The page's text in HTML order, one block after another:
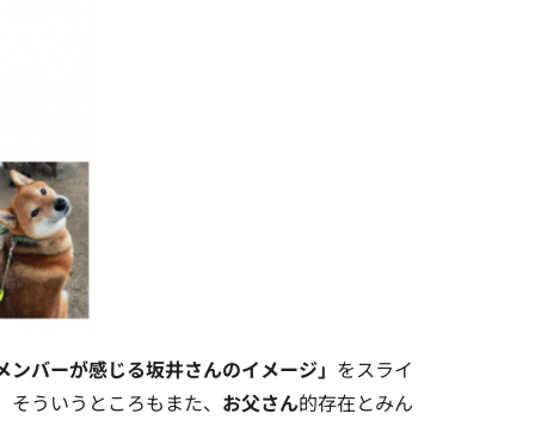
ンバーが感じる坂井さんのイメージ」 をスライ
ういうところもまた、 お父さん的存在とみん